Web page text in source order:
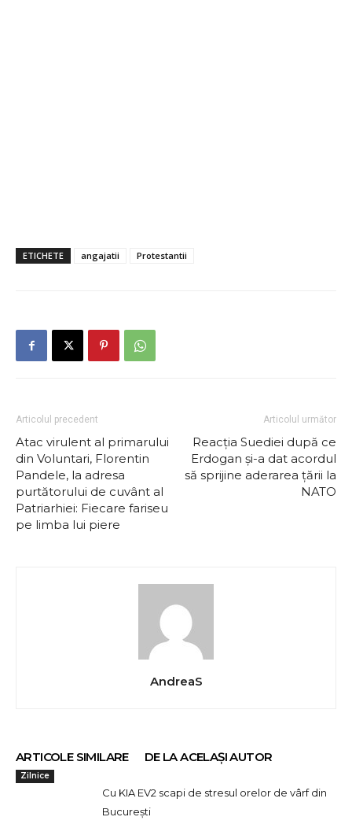
ETICHETE angajatii Protestantii
Articolul precedent
Atac virulent al primarului
din Voluntari, Florentin
Pandele, la adresa
purtătorului de cuvânt al
Patriarhiei: Fiecare fariseu
pe limba lui piere
Articolul următor
Reacția Suediei după ce
Erdogan şi-a dat acordul
să sprijine aderarea țării la
NATO
AndreaS
ARTICOLE SIMILARE DE LA ACELAȘI AUTOR
Zilnice
Cu KIA EV2 scapi de stresul orelor de vârf din
București